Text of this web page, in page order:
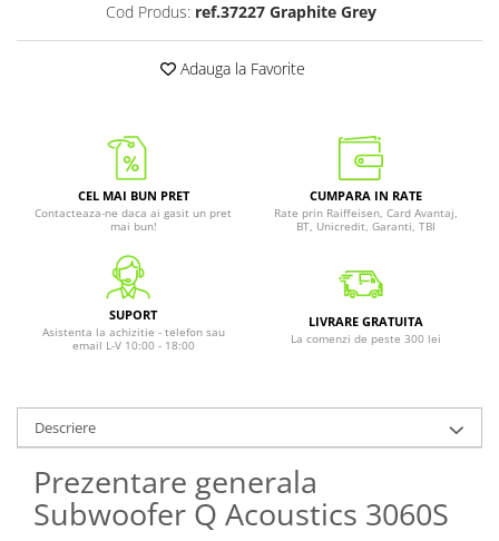
Cod Produs: ref.37227 Graphite Grey
Adauga la Favorite
CEL MAI BUN PRET
Contacteaza-ne daca ai gasit un pret
mai bun!
CUMPARA IN RATE
Rate prin Raiffeisen, Card Avantaj,
BT, Unicredit, Garanti, TBI
SUPORT
Asistenta la achizitie - telefon sau
email L-V 10:00 - 18:00
LIVRARE GRATUITA
La comenzi de peste 300 lei
Descriere
Prezentare generala
Subwoofer Q Acoustics 3060S